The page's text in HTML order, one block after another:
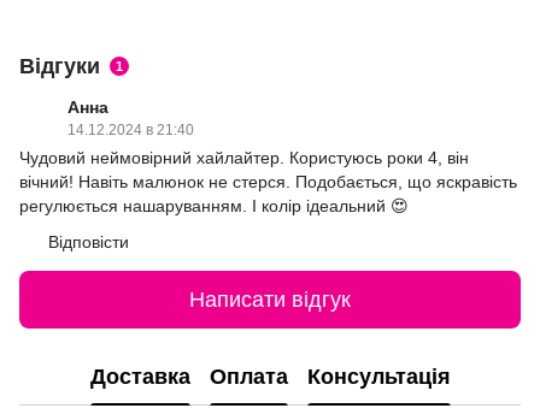
Відгуки 1
Анна
14.12.2024 в 21:40
Чудовий неймовірний хайлайтер. Користуюсь роки 4, він
вічний! Навіть малюнок не стерся. Подобається, що яскравість
регулюється нашаруванням. І колір ідеальний 😍
Відповісти
Написати відгук
Доставка Оплата Консультація